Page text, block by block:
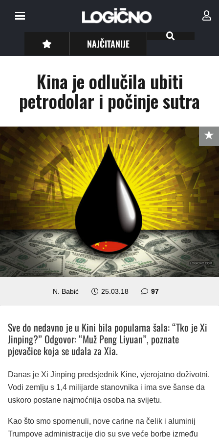
NAJČITANIJE
Kina je odlučila ubiti
petrodolar i počinje sutra
N. Babić 25.03.18 97komentara
Sve do nedavno je u Kini bila popularna šala: “Tko je Xi
Jinping?” Odgovor: “Muž Peng Liyuan”, poznate
pjevačice koja se udala za Xia.
Danas je Xi Jinping predsjednik Kine, vjerojatno doživotni.
Vodi zemlju s 1,4 milijarde stanovnika i ima sve šanse da
uskoro postane najmoćnija osoba na svijetu.
Kao što smo spomenuli, nove carine na čelik i aluminij
Trumpove administracije dio su sve veće borbe između